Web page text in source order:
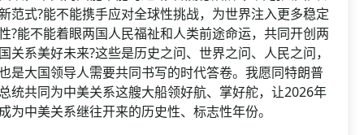
范式?能不能携手应对全球性挑战，为世界注入更多稳定
?能不能着眼两国人民福祉和人类前途命运，共同开创两
关系美好未来?这些是历史之问、世界之问、人民之问，
是大国领导人需要共同书写的时代答卷。我愿同特朗普
统共同为中美关系这艘大船领好航、掌好舵，让2026年
为中美关系继往开来的历史性、标志性年份。